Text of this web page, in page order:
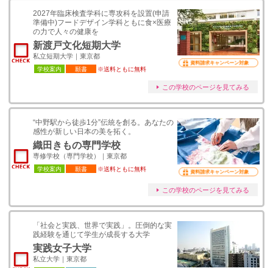
2027年臨床検査学科に専攻科を設置(申請
準備中)フードデザイン学科ともに食×医療
の力で人々の健康を
新渡戸文化短期大学
私立短期大学｜東京都
学校案内 願書 ※送料ともに無料
資料請求キャンペーン対象
この学校のページを見てみる
“中野駅から徒歩1分”伝統を創る。あなたの
感性が新しい日本の美を拓く。
織田きもの専門学校
専修学校（専門学校）｜東京都
学校案内 願書 ※送料ともに無料 資料請求キャンペーン対象
この学校のページを見てみる
「社会と実践、世界で実践」。圧倒的な実
践経験を通じて学生が成長する大学
実践女子大学
私立大学｜東京都